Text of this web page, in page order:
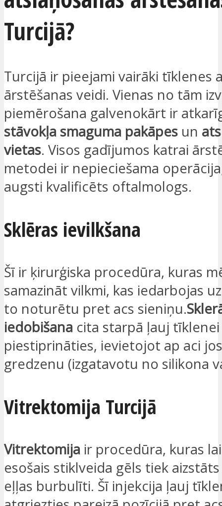
Turcijā?
Turcijā ir pieejami vairāki tīklenes
ārstēšanas veidi. Vienas no tām
piemērošana galvenokārt ir
stāvokļa smaguma pakāpes un
vietas. Visos gadījumos katrai
metodei ir nepieciešama
augsti kvalificēts oftalmologs.
Sklēras ievilkšana
Šī ir ķirurģiska procedūra, kuras
samazināt vilkmi, kas iedarbojas
to noturētu pret acs sieniņu.
iedobišana cita starpā ļauj
piestiprināties, ievietojot ap aci
gredzenu (izgatavotu no silikona
Vitrektomija Turcijā
Vitrektomija ir procedūra, kuras
esošais stiklveida gēls tiek
eļļas burbulīti. Šī injekcija ļauj